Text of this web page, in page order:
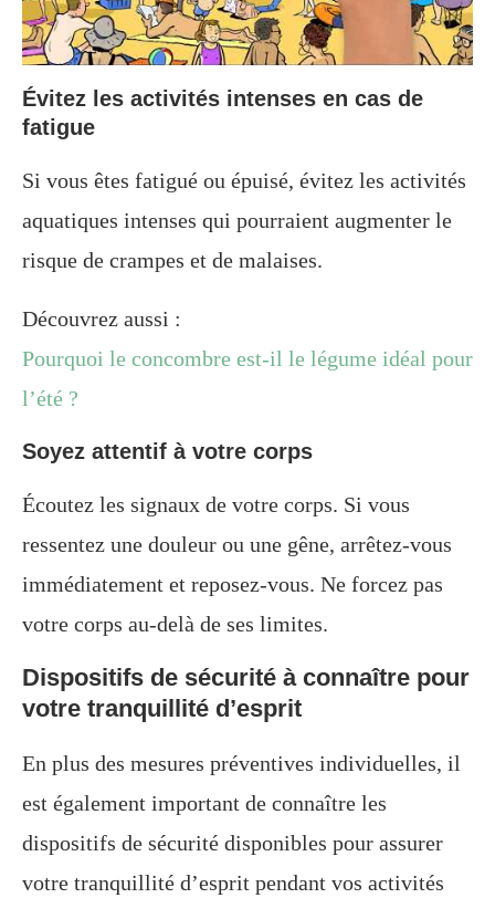
Évitez les activités intenses en cas de
fatigue
Si vous êtes fatigué ou épuisé, évitez les activités
aquatiques intenses qui pourraient augmenter le
risque de crampes et de malaises.
Découvrez aussi :
Pourquoi le concombre est-il le légume idéal pour
l’été ?
Soyez attentif à votre corps
Écoutez les signaux de votre corps. Si vous
ressentez une douleur ou une gêne, arrêtez-vous
immédiatement et reposez-vous. Ne forcez pas
votre corps au-delà de ses limites.
Dispositifs de sécurité à connaître pour
votre tranquillité d’esprit
En plus des mesures préventives individuelles, il
est également important de connaître les
dispositifs de sécurité disponibles pour assurer
votre tranquillité d’esprit pendant vos activités